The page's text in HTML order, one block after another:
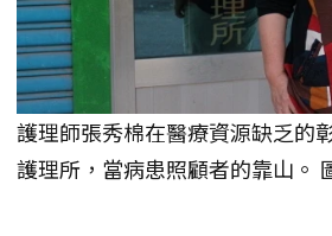
護理師張秀棉在醫療資源缺乏的
護理所，當病患照顧者的靠山。